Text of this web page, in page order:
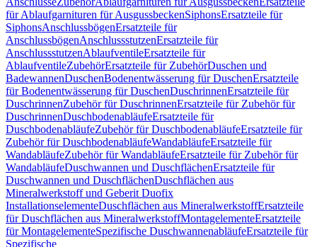
für Ablaufgarnituren für AusgussbeckenSiphonsErsatzteile für
SiphonsAnschlussbögenErsatzteile für
AnschlussbögenAnschlussstutzenErsatzteile für
AnschlussstutzenAblaufventileErsatzteile für
AblaufventileZubehörErsatzteile für ZubehörDuschen und
BadewannenDuschenBodenentwässerung für DuschenErsatzteile
für Bodenentwässerung für DuschenDuschrinnenErsatzteile für
DuschrinnenZubehör für DuschrinnenErsatzteile für Zubehör für
DuschrinnenDuschbodenabläufeErsatzteile für
DuschbodenabläufeZubehör für DuschbodenabläufeErsatzteile für
Zubehör für DuschbodenabläufeWandabläufeErsatzteile für
WandabläufeZubehör für WandabläufeErsatzteile für Zubehör für
WandabläufeDuschwannen und DuschflächenErsatzteile für
Duschwannen und DuschflächenDuschflächen aus
Mineralwerkstoff und Geberit Duofix
InstallationselementeDuschflächen aus MineralwerkstoffErsatzteile
für Duschflächen aus MineralwerkstoffMontagelementeErsatzteile
für MontagelementeSpezifische DuschwannenabläufeErsatzteile für
Spezifische